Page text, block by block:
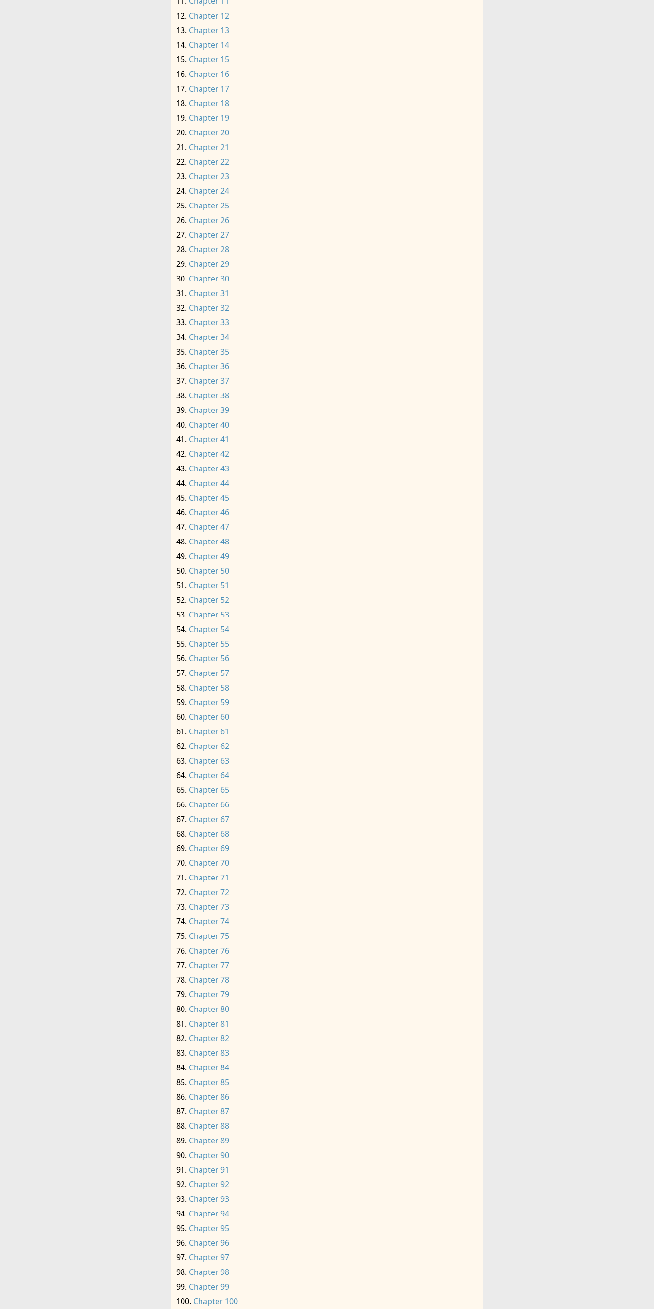
Chapter 12
Chapter 13
Chapter 14
Chapter 15
Chapter 16
Chapter 17
Chapter 18
Chapter 19
Chapter 20
Chapter 21
Chapter 22
Chapter 23
Chapter 24
Chapter 25
Chapter 26
Chapter 27
Chapter 28
Chapter 29
Chapter 30
Chapter 31
Chapter 32
Chapter 33
Chapter 34
Chapter 35
Chapter 36
Chapter 37
Chapter 38
Chapter 39
Chapter 40
Chapter 41
Chapter 42
Chapter 43
Chapter 44
Chapter 45
Chapter 46
Chapter 47
Chapter 48
Chapter 49
Chapter 50
Chapter 51
Chapter 52
Chapter 53
Chapter 54
Chapter 55
Chapter 56
Chapter 57
Chapter 58
Chapter 59
Chapter 60
Chapter 61
Chapter 62
Chapter 63
Chapter 64
Chapter 65
Chapter 66
Chapter 67
Chapter 68
Chapter 69
Chapter 70
Chapter 71
Chapter 72
Chapter 73
Chapter 74
Chapter 75
Chapter 76
Chapter 77
Chapter 78
Chapter 79
Chapter 80
Chapter 81
Chapter 82
Chapter 83
Chapter 84
Chapter 85
Chapter 86
Chapter 87
Chapter 88
Chapter 89
Chapter 90
Chapter 91
Chapter 92
Chapter 93
Chapter 94
Chapter 95
Chapter 96
Chapter 97
Chapter 98
Chapter 99
Chapter 100